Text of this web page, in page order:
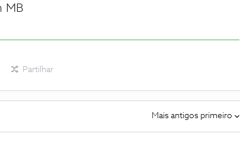
MB
Partilhar
Mais antigos primeiro